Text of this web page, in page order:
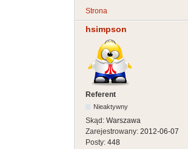
Strona
hsimpson
Referent
Nieaktywny
Skąd: Warszawa
Zarejestrowany: 2012-06-07
Posty: 448